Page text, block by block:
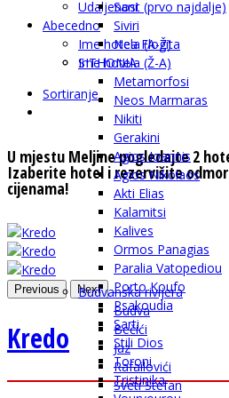
Sani
Siviri
Nea Flogita
SITHONIA
Metamorfosi
Neos Marmaras
Nikiti
Gerakini
Agios Ioannis
Agios Nikolaos
Akti Elias
Kalamitsi
Kalives
Ormos Panagias
Paralia Vatopediou
Porto Koufo
Psakoudia
Sarti
Stili Dios
Toroni
Tristinika
Budvanska rivijera
Budva
Bečići
Jaz
Rafailovići
Sveti Stefan
Udaljenost (prvo najdalje)
Abecedno
Ime hotela (A-Ž)
Ime hotela (Ž-A)
Sortiranje
U mjestu Meljine pogledajte 2
Izaberite hotel i rezervišite
cijenama!
Previous Next
Kredo